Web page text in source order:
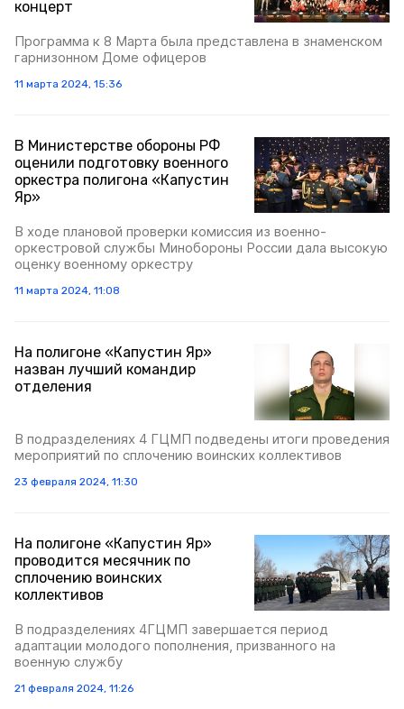
концерт
Программа к 8 Марта была представлена в знаменском
гарнизонном Доме офицеров
11 марта 2024, 15:36
В Министерстве обороны РФ
оценили подготовку военного
оркестра полигона «Капустин
Яр»
В ходе плановой проверки комиссия из военно-
оркестровой службы Минобороны России дала высокую
оценку военному оркестру
11 марта 2024, 11:08
На полигоне «Капустин Яр»
назван лучший командир
отделения
В подразделениях 4 ГЦМП подведены итоги проведения
мероприятий по сплочению воинских коллективов
23 февраля 2024, 11:30
На полигоне «Капустин Яр»
проводится месячник по
сплочению воинских
коллективов
В подразделениях 4ГЦМП завершается период
адаптации молодого пополнения, призванного на
военную службу
21 февраля 2024, 11:26